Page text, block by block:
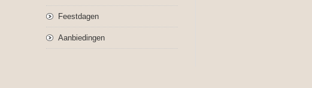
Feestdagen
Aanbiedingen